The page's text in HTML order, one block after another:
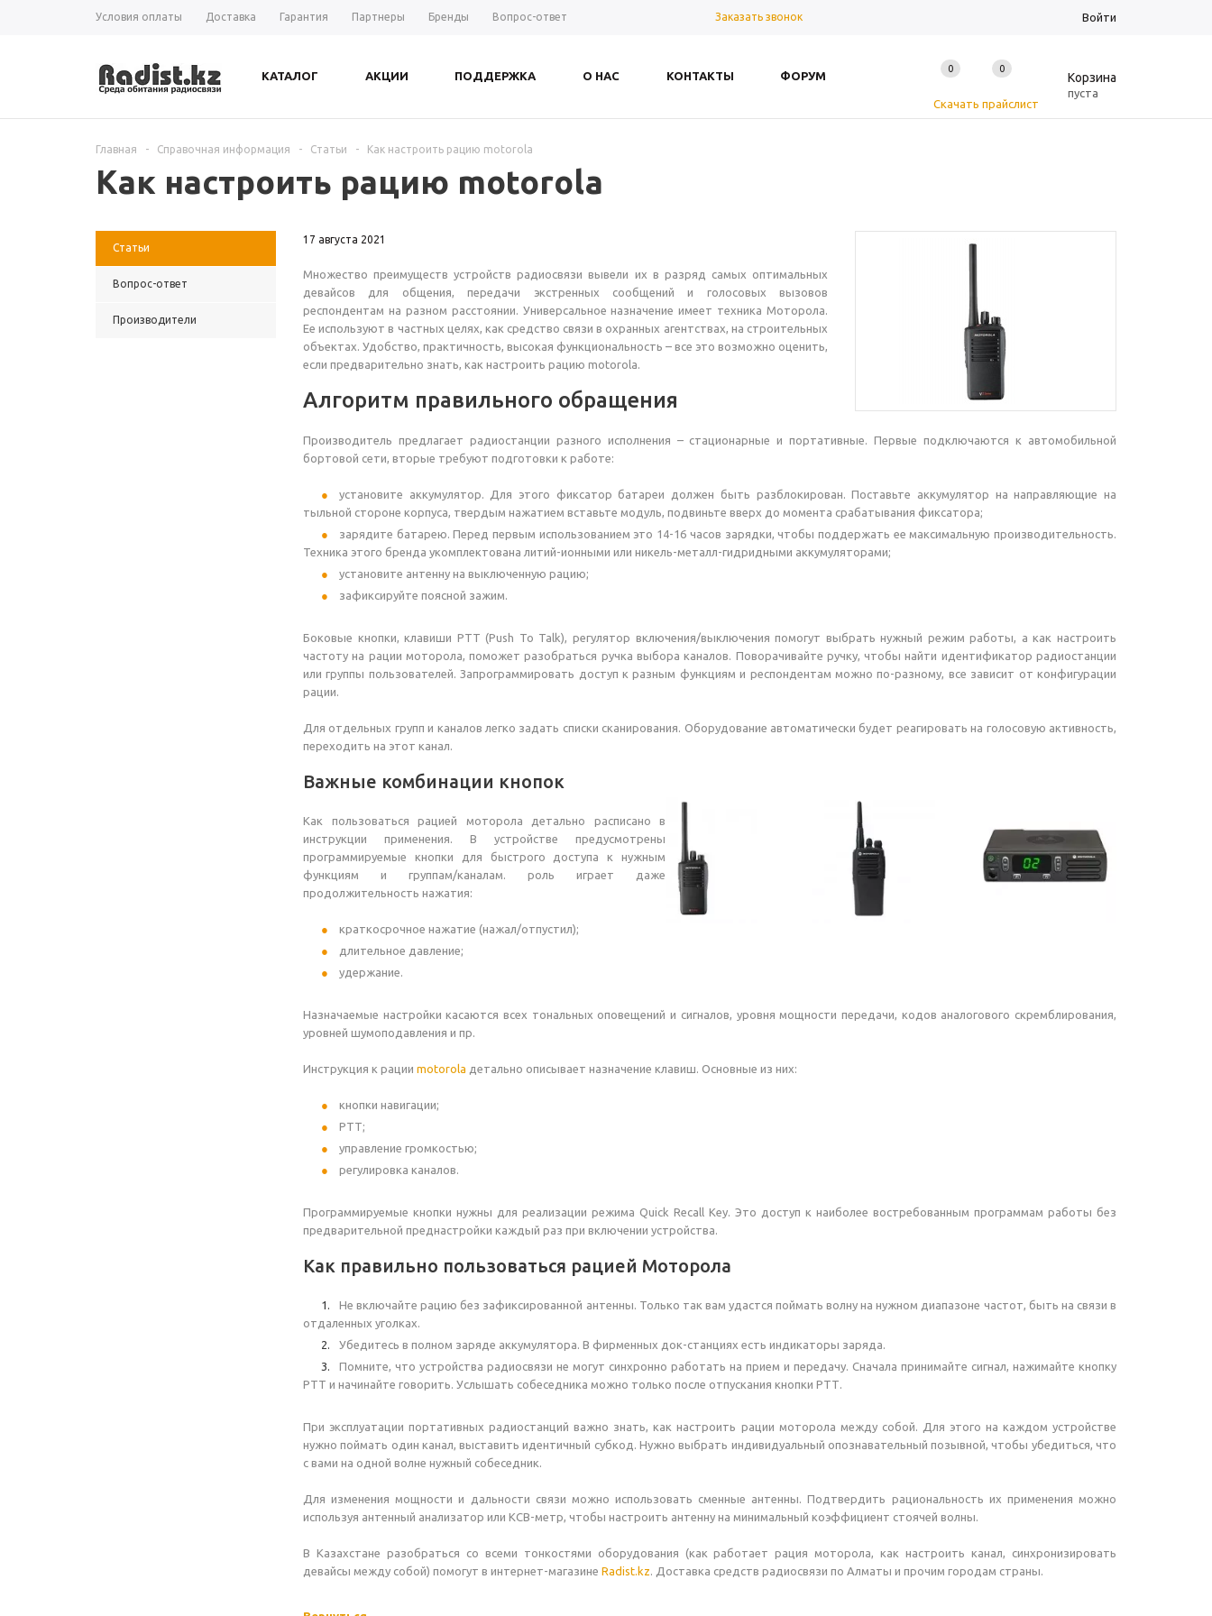
Условия оплаты Доставка Гарантия Партнеры Бренды Вопрос-ответ Заказать звонок Войти
КАТАЛОГ АКЦИИ ПОДДЕРЖКА О НАС КОНТАКТЫ ФОРУМ
Скачать прайслист
0 0
Корзина
пуста
Главная - Справочная информация - Статьи - Как настроить рацию motorola
Как настроить рацию motorola
Статьи
Вопрос-ответ
Производители
17 августа 2021
Множество преимуществ устройств радиосвязи вывели их в разряд самых оптимальных
девайсов для общения, передачи экстренных сообщений и голосовых вызовов
респондентам на разном расстоянии. Универсальное назначение имеет техника Моторола.
Ее используют в частных целях, как средство связи в охранных агентствах, на строительных
объектах. Удобство, практичность, высокая функциональность – все это возможно оценить,
если предварительно знать, как настроить рацию motorola.
Алгоритм правильного обращения
Производитель предлагает радиостанции разного исполнения – стационарные и портативные. Первые подключаются к автомобильной
бортовой сети, вторые требуют подготовки к работе:
установите аккумулятор. Для этого фиксатор батареи должен быть разблокирован. Поставьте аккумулятор на направляющие на
тыльной стороне корпуса, твердым нажатием вставьте модуль, подвиньте вверх до момента срабатывания фиксатора;
зарядите батарею. Перед первым использованием это 14-16 часов зарядки, чтобы поддержать ее максимальную производительность.
Техника этого бренда укомплектована литий-ионными или никель-металл-гидридными аккумуляторами;
установите антенну на выключенную рацию;
зафиксируйте поясной зажим.
Боковые кнопки, клавиши РTТ (Push To Talk), регулятор включения/выключения помогут выбрать нужный режим работы, а как настроить
частоту на рации моторола, поможет разобраться ручка выбора каналов. Поворачивайте ручку, чтобы найти идентификатор радиостанции
или группы пользователей. Запрограммировать доступ к разным функциям и респондентам можно по-разному, все зависит от конфигурации
рации.
Для отдельных групп и каналов легко задать списки сканирования. Оборудование автоматически будет реагировать на голосовую активность,
переходить на этот канал.
Важные комбинации кнопок
Как пользоваться рацией моторола детально расписано в
инструкции применения. В устройстве предусмотрены
программируемые кнопки для быстрого доступа к нужным
функциям и группам/каналам. роль играет даже
продолжительность нажатия:
краткосрочное нажатие (нажал/отпустил);
длительное давление;
удержание.
Назначаемые настройки касаются всех тональных оповещений и сигналов, уровня мощности передачи, кодов аналогового скремблирования,
уровней шумоподавления и пр.
Инструкция к рации motorola детально описывает назначение клавиш. Основные из них:
кнопки навигации;
РТТ;
управление громкостью;
регулировка каналов.
Программируемые кнопки нужны для реализации режима Quick Recall Key. Это доступ к наиболее востребованным программам работы без
предварительной преднастройки каждый раз при включении устройства.
Как правильно пользоваться рацией Моторола
Не включайте рацию без зафиксированной антенны. Только так вам удастся поймать волну на нужном диапазоне частот, быть на связи в
отдаленных уголках.
Убедитесь в полном заряде аккумулятора. В фирменных док-станциях есть индикаторы заряда.
Помните, что устройства радиосвязи не могут синхронно работать на прием и передачу. Сначала принимайте сигнал, нажимайте кнопку
РТТ и начинайте говорить. Услышать собеседника можно только после отпускания кнопки РТТ.
При эксплуатации портативных радиостанций важно знать, как настроить рации моторола между собой. Для этого на каждом устройстве
нужно поймать один канал, выставить идентичный субкод. Нужно выбрать индивидуальный опознавательный позывной, чтобы убедиться, что
с вами на одной волне нужный собеседник.
Для изменения мощности и дальности связи можно использовать сменные антенны. Подтвердить рациональность их применения можно
используя антенный анализатор или КСВ-метр, чтобы настроить антенну на минимальный коэффициент стоячей волны.
В Казахстане разобраться со всеми тонкостями оборудования (как работает рация моторола, как настроить канал, синхронизировать
девайсы между собой) помогут в интернет-магазине Radist.kz. Доставка средств радиосвязи по Алматы и прочим городам страны.